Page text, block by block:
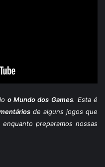
o Mundo dos Games. Esta é
de alguns jogos que
preparamos nossas